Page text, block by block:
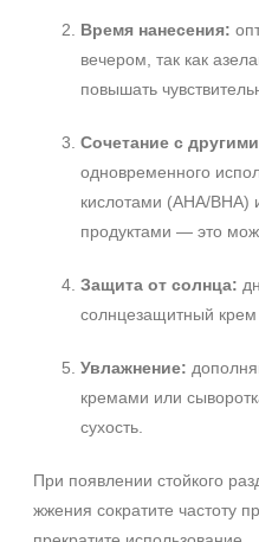
Время нанесения:
вечером, так как
повышать
Сочетание с
одновременного
кислотами (AHA/
продуктами — это
Защита от солнца:
солнцезащитный крем
Увлажнение:
кремами или
сухость.
При появлении стойкого
жжения сократите частоту